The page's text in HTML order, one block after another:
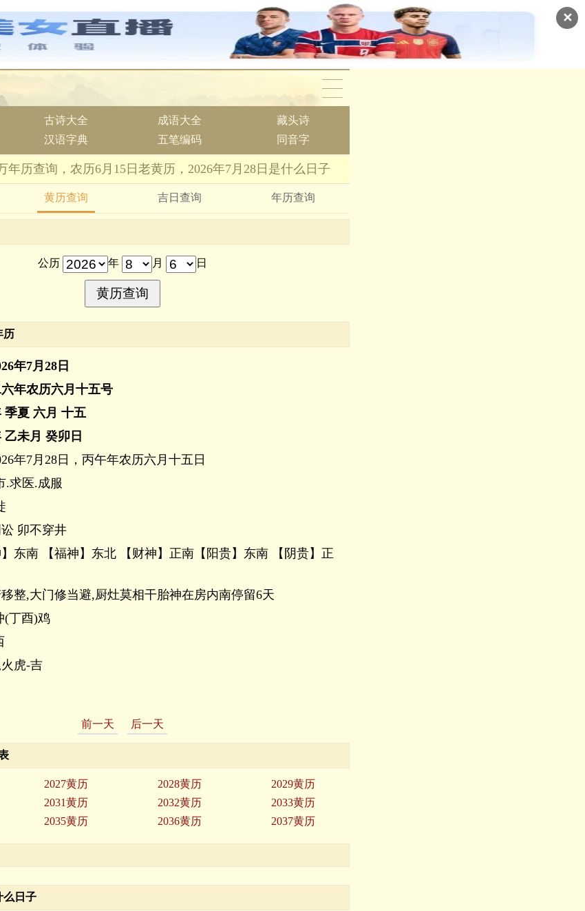
✕
古诗大全 成语大全
藏头诗
汉语字典 五笔编码 同音字
年历查询，农历6月15日老黄历，2026年7月28日是什么日子
黄历查询 吉日查询 年历查询
公历 年 月 日
历
年7月28日
年农历六月十五号
季夏 六月 十五
乙未月 癸卯日
年7月28日，丙午年农历六月十五日
.求医.成服
卯不穿井
】东南 【福神】东北 【财神】正南【阳贵】东南 【阴贵】正
整,大门修当避,厨灶莫相干胎神在房内南停留6天
(丁酉)鸡
虎-吉
前一天 后一天
2027黄历 2028黄历
2029黄历
2031黄历 2032黄历
2033黄历
2035黄历 2036黄历 2037黄历
么日子